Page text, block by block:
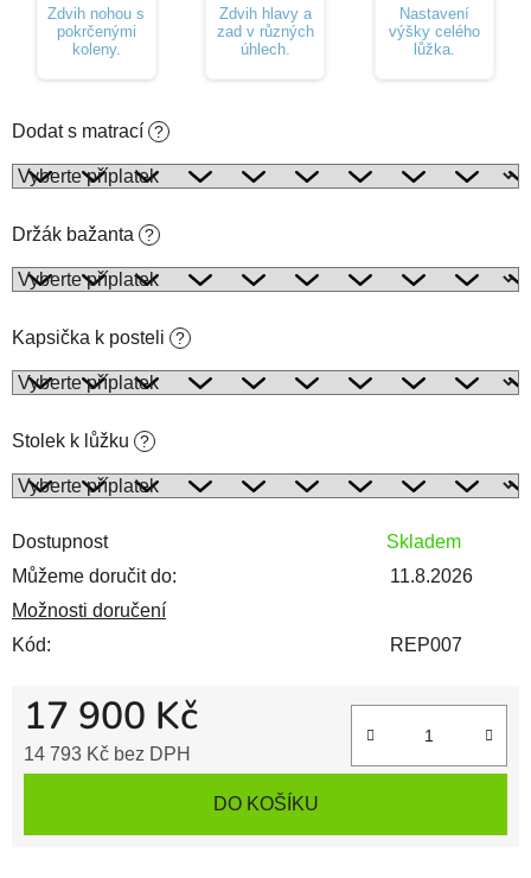
Zdvih nohou s
pokrčenými
koleny.
Zdvih hlavy a
zad v různých
úhlech.
Nastavení
výšky celého
lůžka.
Dodat s matrací ?
Držák bažanta ?
Kapsička k posteli ?
Stolek k lůžku ?
Dostupnost
Skladem
Můžeme doručit do:
11.8.2026
Možnosti doručení
Kód:
REP007
17 900 Kč
14 793 Kč bez DPH
DO KOŠÍKU